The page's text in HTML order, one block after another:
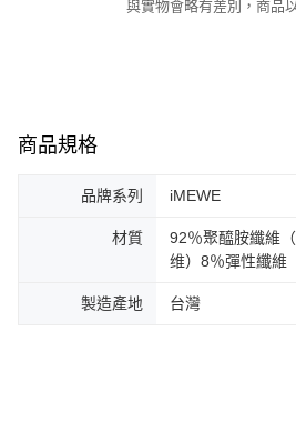
與實物會略有差別，商品
商品規格
品牌系列 iMEWE
材質
92％聚醯胺纖維
维）8％彈性纖維
製造產地 台灣